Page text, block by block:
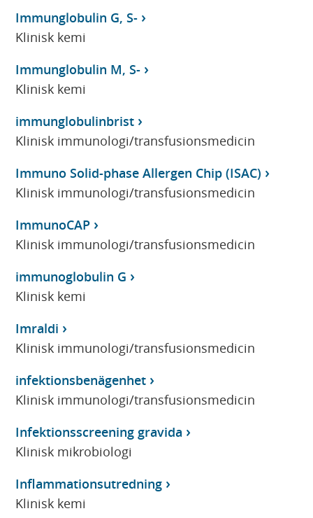
Immunglobulin G, S-
Klinisk kemi
Immunglobulin M, S-
Klinisk kemi
immunglobulinbrist
Klinisk immunologi/transfusionsmedicin
Immuno Solid-phase Allergen Chip (ISAC)
Klinisk immunologi/transfusionsmedicin
ImmunoCAP
Klinisk immunologi/transfusionsmedicin
immunoglobulin G
Klinisk kemi
Imraldi
Klinisk immunologi/transfusionsmedicin
infektionsbenägenhet
Klinisk immunologi/transfusionsmedicin
Infektionsscreening gravida
Klinisk mikrobiologi
Inflammationsutredning
Klinisk kemi